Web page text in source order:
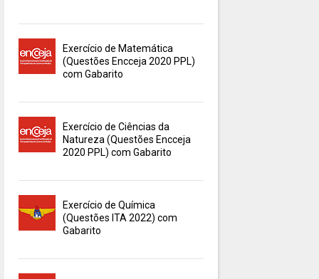
Exercício de Matemática
(Questões Encceja 2020 PPL)
com Gabarito
Exercício de Ciências da
Natureza (Questões Encceja
2020 PPL) com Gabarito
Exercício de Química
(Questões ITA 2022) com
Gabarito